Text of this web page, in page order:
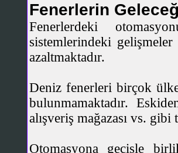
Fenerlerin
Fenerlerdeki
sistemlerindeki
azaltmaktadır.
Deniz fenerleri birçok
bulunmamaktadır.
alışveriş mağazası vs.
Otomasyona geçişle